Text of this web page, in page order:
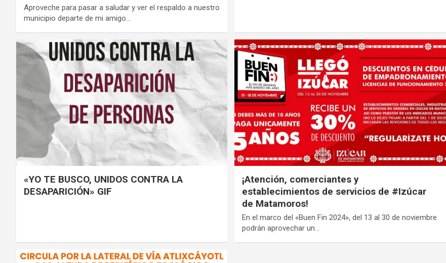
Aproveche para pasar a saludar y ver el respaldo a nuestro
municipio departe de mi amigo…
«YO TE BUSCO, UNIDOS CONTRA LA
DESAPARICIÓN» GIF
¡Atención, comerciantes y
establecimientos de servicios de #Izúcar
de Matamoros!
En el marco del «Buen Fin 2024», del 13 al 30 de noviembre
podrán aprovechar un…